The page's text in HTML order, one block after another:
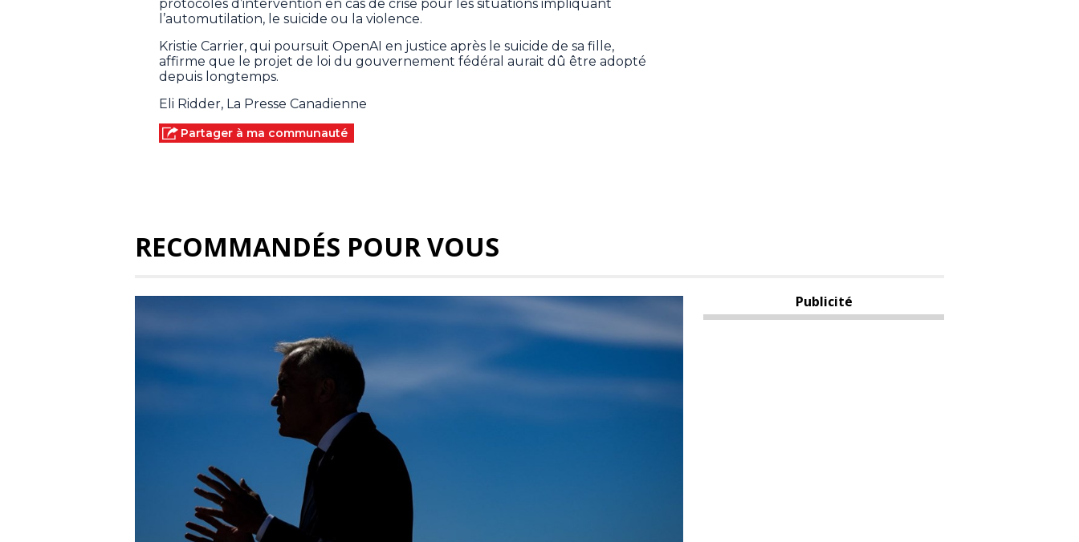
protocoles d’intervention en cas de crise pour les situations impliquant
l’automutilation, le suicide ou la violence.
Kristie Carrier, qui poursuit OpenAI en justice après le suicide de sa fille,
affirme que le projet de loi du gouvernement fédéral aurait dû être adopté
depuis longtemps.
Eli Ridder, La Presse Canadienne
Partager à ma communauté
RECOMMANDÉS POUR VOUS
Publicité